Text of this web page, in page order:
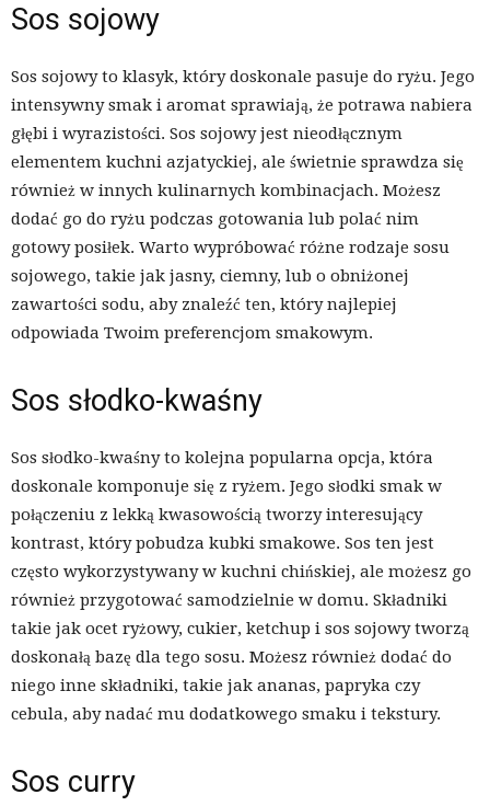
Sos sojowy
Sos sojowy to klasyk, który doskonale pasuje do ryżu. Jego
intensywny smak i aromat sprawiają, że potrawa nabiera
głębi i wyrazistości. Sos sojowy jest nieodłącznym
elementem kuchni azjatyckiej, ale świetnie sprawdza się
również w innych kulinarnych kombinacjach. Możesz
dodać go do ryżu podczas gotowania lub polać nim
gotowy posiłek. Warto wypróbować różne rodzaje sosu
sojowego, takie jak jasny, ciemny, lub o obniżonej
zawartości sodu, aby znaleźć ten, który najlepiej
odpowiada Twoim preferencjom smakowym.
Sos słodko-kwaśny
Sos słodko-kwaśny to kolejna popularna opcja, która
doskonale komponuje się z ryżem. Jego słodki smak w
połączeniu z lekką kwasowością tworzy interesujący
kontrast, który pobudza kubki smakowe. Sos ten jest
często wykorzystywany w kuchni chińskiej, ale możesz go
również przygotować samodzielnie w domu. Składniki
takie jak ocet ryżowy, cukier, ketchup i sos sojowy tworzą
doskonałą bazę dla tego sosu. Możesz również dodać do
niego inne składniki, takie jak ananas, papryka czy
cebula, aby nadać mu dodatkowego smaku i tekstury.
Sos curry